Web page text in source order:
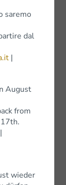
saremo
dal
|
August
from
|
wieder